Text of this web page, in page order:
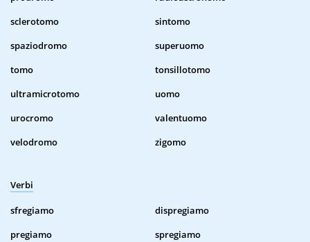
sclerotomo
sintomo
spaziodromo
superuomo
tomo
tonsillotomo
ultramicrotomo
uomo
urocromo
valentuomo
velodromo
zigomo
Verbi
sfregiamo
dispregiamo
pregiamo
spregiamo